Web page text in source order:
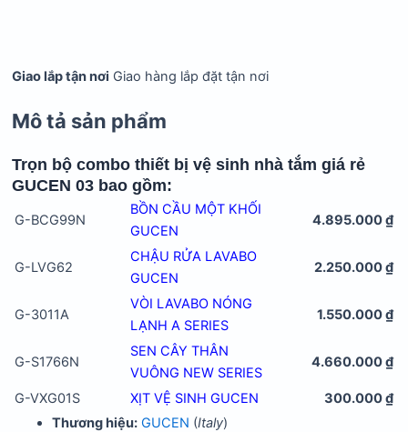
Giao lắp tận nơi Giao hàng lắp đặt tận nơi
Mô tả sản phẩm
Trọn bộ combo thiết bị vệ sinh nhà tắm giá rẻ
GUCEN 03 bao gồm:
G-BCG99N
BỒN CẦU MỘT KHỐI
GUCEN
4.895.000 ₫
G-LVG62
CHẬU RỬA LAVABO
GUCEN
2.250.000 ₫
G-3011A
VÒI LAVABO NÓNG
LẠNH A SERIES
1.550.000 ₫
G-S1766N
SEN CÂY THÂN
VUÔNG NEW SERIES
4.660.000 ₫
G-VXG01S XỊT VỆ SINH GUCEN
300.000 ₫
Thương hiệu: GUCEN (Italy)